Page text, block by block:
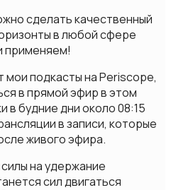
сделать качественный
в любой сфере
применяем!
мои подкасты на Periscope,
в прямой эфир в этом
в будние дни около 08:15
в записи, которые
живого эфира.
на удержание
сил двигаться